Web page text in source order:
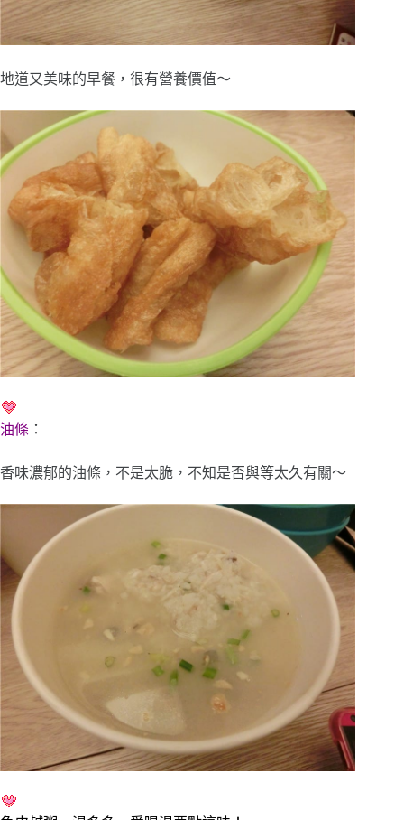
地道又美味的早餐，很有營養價值～
油條 ：
香味濃郁的油條，不是太脆，不知是否與等太久有關～